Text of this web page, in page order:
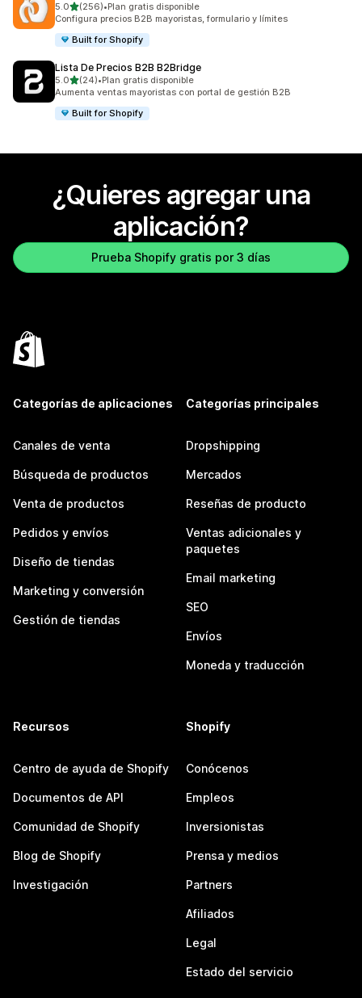
5.0de 5 estrellas
(256)
256 reseñas en total
•Plan gratis disponible
Configura precios B2B mayoristas, formulario y límites
Built for Shopify
Lista De Precios B2B B2Bridge
5.0de 5 estrellas
(24)
24 reseñas en total
•Plan gratis disponible
Aumenta ventas mayoristas con portal de gestión B2B
Built for Shopify
¿Quieres agregar una
aplicación?
Prueba Shopify gratis por 3 días
Categorías de aplicaciones
Canales de venta
Búsqueda de productos
Venta de productos
Pedidos y envíos
Diseño de tiendas
Marketing y conversión
Gestión de tiendas
Categorías principales
Dropshipping
Mercados
Reseñas de producto
Ventas adicionales y
paquetes
Email marketing
SEO
Envíos
Moneda y traducción
Recursos
Centro de ayuda de Shopify
Documentos de API
Comunidad de Shopify
Blog de Shopify
Investigación
Shopify
Conócenos
Empleos
Inversionistas
Prensa y medios
Partners
Afiliados
Legal
Estado del servicio